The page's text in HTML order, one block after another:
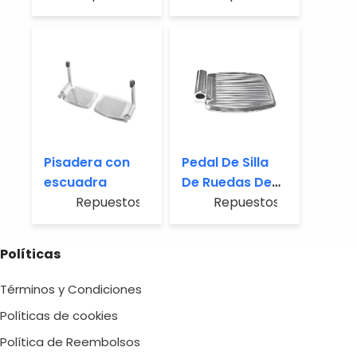
Pisadera con
escuadra
Repuestos
Pedal De Silla
De Ruedas De
Alta Resistencia
Repuestos
Políticas
Términos y Condiciones
Políticas de cookies
Política de Reembolsos